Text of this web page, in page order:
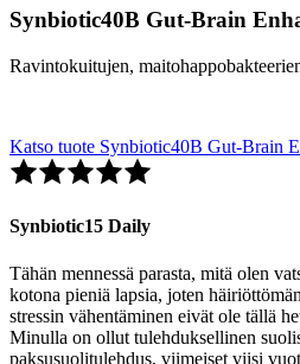
Synbiotic40B Gut-Brain
Ravintokuitujen,
Katso tuote Synbiotic40B Gut-Brain
Synbiotic15 Daily
Tähän mennessä parasta, mitä olen
kotona pieniä lapsia, joten
stressin vähentäminen eivät ole tällä
Minulla on ollut tulehduksellinen
paksusuolitulehdus, viimeiset viisi